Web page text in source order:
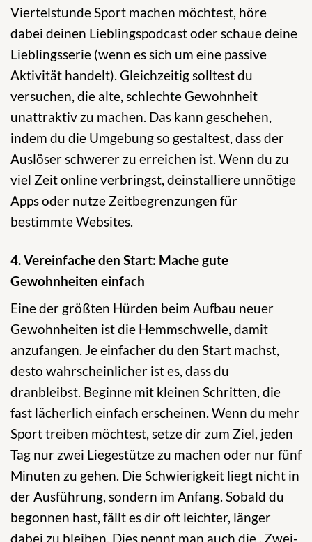
Viertelstunde Sport machen möchtest, höre
dabei deinen Lieblingspodcast oder schaue deine
Lieblingsserie (wenn es sich um eine passive
Aktivität handelt). Gleichzeitig solltest du
versuchen, die alte, schlechte Gewohnheit
unattraktiv zu machen. Das kann geschehen,
indem du die Umgebung so gestaltest, dass der
Auslöser schwerer zu erreichen ist. Wenn du zu
viel Zeit online verbringst, deinstalliere unnötige
Apps oder nutze Zeitbegrenzungen für
bestimmte Websites.
4. Vereinfache den Start: Mache gute
Gewohnheiten einfach
Eine der größten Hürden beim Aufbau neuer
Gewohnheiten ist die Hemmschwelle, damit
anzufangen. Je einfacher du den Start machst,
desto wahrscheinlicher ist es, dass du
dranbleibst. Beginne mit kleinen Schritten, die
fast lächerlich einfach erscheinen. Wenn du mehr
Sport treiben möchtest, setze dir zum Ziel, jeden
Tag nur zwei Liegestütze zu machen oder nur fünf
Minuten zu gehen. Die Schwierigkeit liegt nicht in
der Ausführung, sondern im Anfang. Sobald du
begonnen hast, fällt es dir oft leichter, länger
dabei zu bleiben. Dies nennt man auch die „Zwei-